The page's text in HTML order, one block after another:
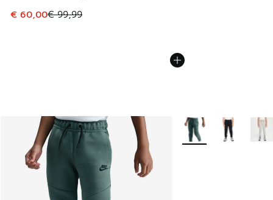
Dit artikel is in de uitverkoop. Dit artikel is in de
€ 60,00€ 99,99
Meer kleuren